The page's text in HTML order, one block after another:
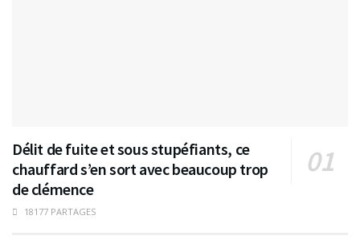
Délit de fuite et sous stupéfiants, ce
chauffard s’en sort avec beaucoup trop
de clémence
18177 PARTAGES